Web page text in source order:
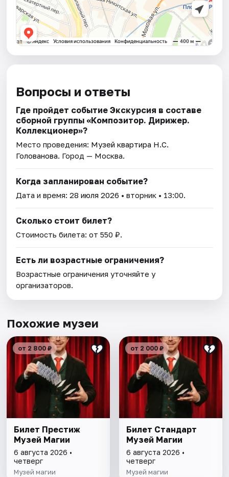
Вопросы и ответы
Где пройдет событие Экскурсия в составе
сборной группы «Композитор. Дирижер.
Коллекционер»?
Место проведения: Музей квартира Н.С.
Голованова. Город — Москва.
Когда запланирован событие?
Дата и время:28 июля 2026 • вторник • 13:00.
Сколько стоит билет?
Стоимость билета: от 550 ₽.
Есть ли возрастные ограничения?
Возрастные ограничения уточняйте у
организаторов.
Похожие музеи
от 2 800 ₽
Билет Престиж
Музей Магии
6 августа 2026 •
четверг
Музей магии
от 2 000 ₽
Билет Стандарт
Музей Магии
6 августа 2026 •
четверг
Музей магии